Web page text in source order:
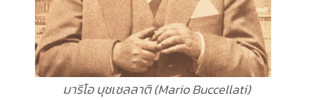
มาริโอ บุชเชลลาติ (Mario Buccellati)